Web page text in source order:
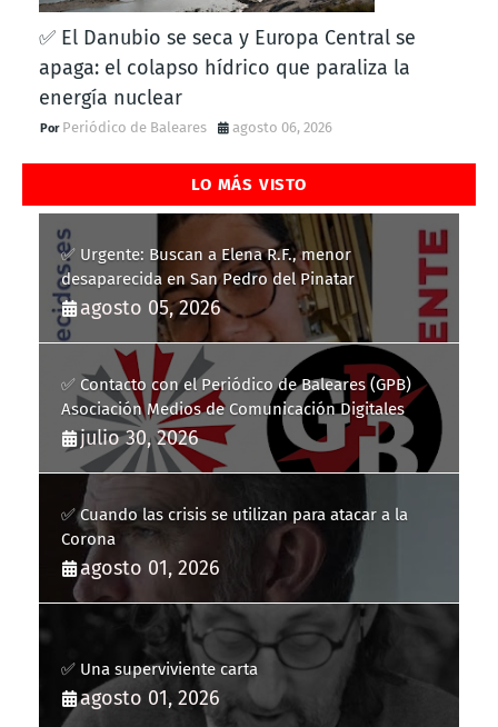
✅ El Danubio se seca y Europa Central se
apaga: el colapso hídrico que paraliza la
energía nuclear
Periódico de Baleares agosto 06, 2026
LO MÁS VISTO
✅ Urgente: Buscan a Elena R.F., menor
desaparecida en San Pedro del Pinatar
agosto 05, 2026
✅ Contacto con el Periódico de Baleares (GPB)
Asociación Medios de Comunicación Digitales
julio 30, 2026
✅ Cuando las crisis se utilizan para atacar a la
Corona
agosto 01, 2026
✅ Una superviviente carta
agosto 01, 2026